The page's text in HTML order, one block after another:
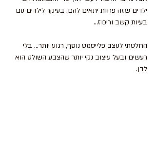
ילדים שזה פחות יתאים להם. בעיקר לילדים עם
בעיות קשב וריכוז...
החלטתי לעצב פלייסמט נוסף, רגוע יותר... בלי
רעשים ובעל עיצוב נקי יותר שהצבע השולט הוא
לבן.